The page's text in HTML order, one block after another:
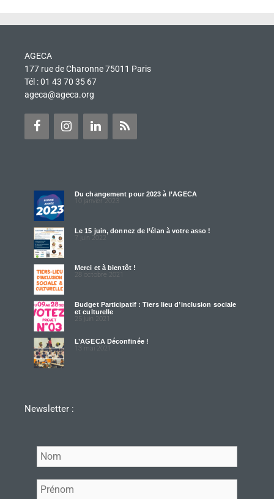
AGECA
177 rue de Charonne 75011 Paris
Tél : 01 43 70 35 67
ageca@ageca.org
Du changement pour 2023 à l’AGECA
10 janvier 2023
Le 15 juin, donnez de l’élan à votre asso !
7 juin 2022
Merci et à bientôt !
28 octobre 2021
Budget Participatif : Tiers lieu d’inclusion sociale
et culturelle
25 juin 2021
L’AGECA Déconfinée !
13 mai 2021
Newsletter :